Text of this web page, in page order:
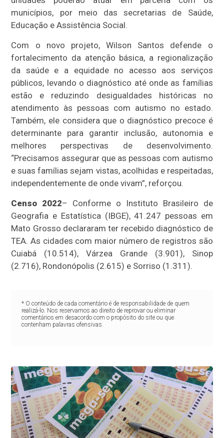
municípios, por meio das secretarias de Saúde,
Educação e Assistência Social.
Com o novo projeto, Wilson Santos defende o
fortalecimento da atenção básica, a regionalização
da saúde e a equidade no acesso aos serviços
públicos, levando o diagnóstico até onde as famílias
estão e reduzindo desigualdades históricas no
atendimento às pessoas com autismo no estado.
Também, ele considera que o diagnóstico precoce é
determinante para garantir inclusão, autonomia e
melhores perspectivas de desenvolvimento.
“Precisamos assegurar que as pessoas com autismo
e suas famílias sejam vistas, acolhidas e respeitadas,
independentemente de onde vivam”, reforçou.
Censo 2022– Conforme o Instituto Brasileiro de
Geografia e Estatística (IBGE), 41.247 pessoas em
Mato Grosso declararam ter recebido diagnóstico de
TEA. As cidades com maior número de registros são
Cuiabá (10.514), Várzea Grande (3.901), Sinop
(2.716), Rondonópolis (2.615) e Sorriso (1.311).
* O conteúdo de cada comentário é de responsabilidade de quem
realizá-lo. Nos reservamos ao direito de reprovar ou eliminar
comentários em desacordo com o propósito do site ou que
contenham palavras ofensivas.